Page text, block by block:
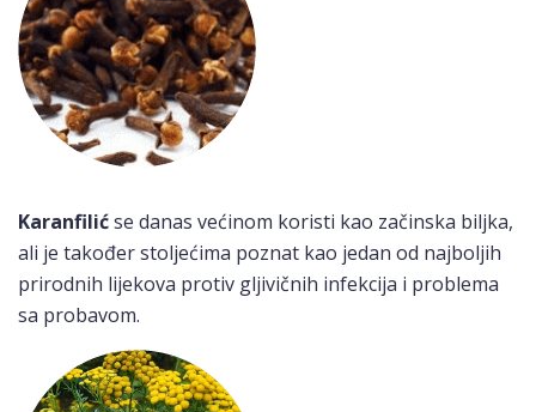
Karanfilićse danas većinom koristi kao začinska biljka,
ali je također stoljećima poznat kao jedan od najboljih
prirodnih lijekova protiv gljivičnih infekcija i problema
sa probavom.